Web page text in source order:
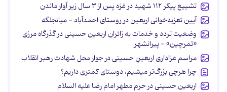
تشییع پیکر ۱۱۲ شهید در غزه پس از ۳ سال زیر آوار ماندن
آیین تعزیه‌خوانی اربعین در روستای احمدآباد - میانجلگه
وضعیت تردد و خدمات به زائران اربعین حسینی در گذرگاه مرزی
«تمرچین» - پیرانشهر
مراسم عزاداری اربعینِ حسینی در جوار محل شهادت رهبر انقلاب
چرا هرچی بزرگ‌تر میشیم، دوستای کمتری داریم؟
اربعین حسینی در حرم مطهر امام رضا علیه السلام